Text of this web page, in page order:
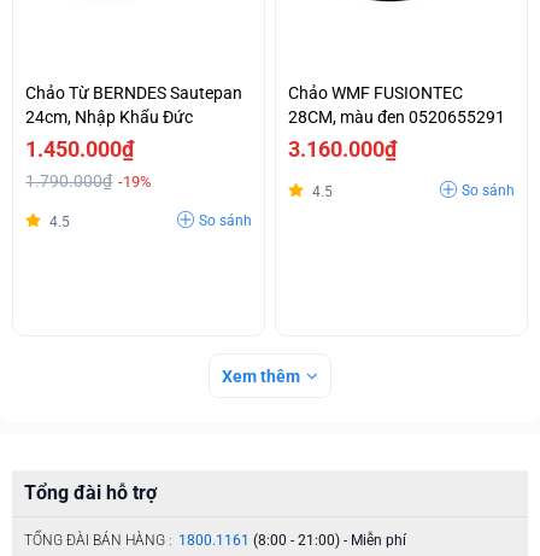
Chảo Từ BERNDES Sautepan
24cm, Nhập Khẩu Đức
1.450.000₫
1.790.000₫ -19%
4.5 So sánh
Chảo WMF FUSIONTEC
28CM, màu đen 0520655291
3.160.000₫
4.5 So sánh
Xem thêm
Tổng đài hỗ trợ
TỔNG ĐÀI BÁN HÀNG : 1800.1161 (8:00 - 21:00) - Miễn phí